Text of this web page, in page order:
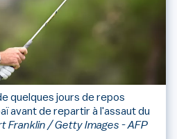
quelques jours de repos
avant de repartir à l'assaut du
Franklin / Getty Images - AFP